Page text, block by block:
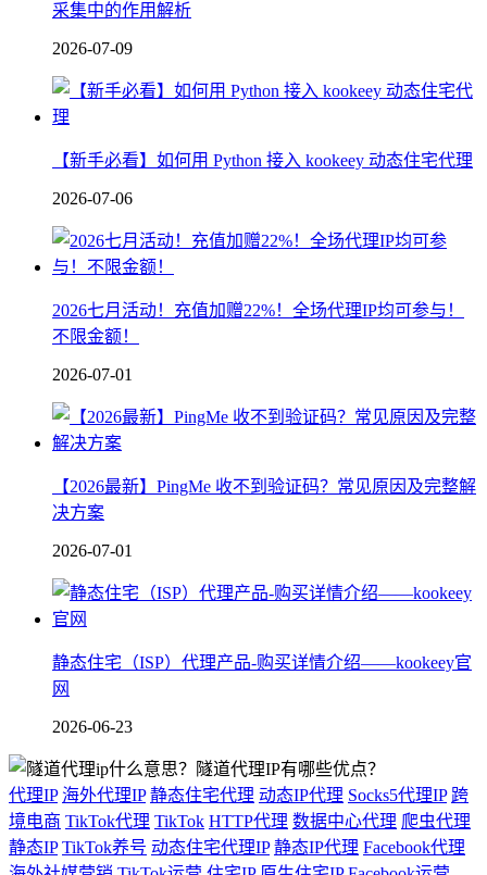
采集中的作用解析
2026-07-09
【新手必看】如何用 Python 接入 kookeey 动态住宅代理
2026-07-06
2026七月活动！充值加赠22%！全场代理IP均可参与！
不限金额！
2026-07-01
【2026最新】PingMe 收不到验证码？常见原因及完整解
决方案
2026-07-01
静态住宅（ISP）代理产品-购买详情介绍——kookeey官
网
2026-06-23
代理IP 海外代理IP 静态住宅代理 动态IP代理 Socks5代理IP 跨
境电商 TikTok代理 TikTok HTTP代理 数据中心代理 爬虫代理
静态IP TikTok养号 动态住宅代理IP 静态IP代理 Facebook代理